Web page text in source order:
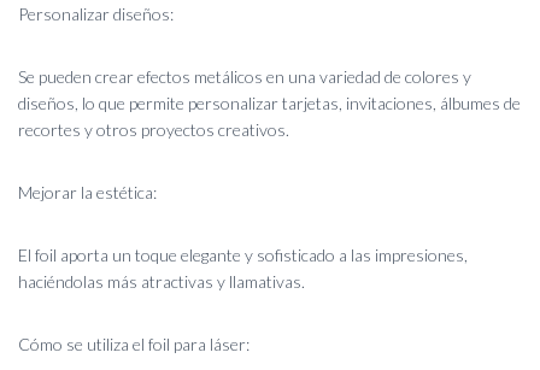
Personalizar diseños:
Se pueden crear efectos metálicos en una variedad de colores y
diseños, lo que permite personalizar tarjetas, invitaciones, álbumes de
recortes y otros proyectos creativos.
Mejorar la estética:
El foil aporta un toque elegante y sofisticado a las impresiones,
haciéndolas más atractivas y llamativas.
Cómo se utiliza el foil para láser: